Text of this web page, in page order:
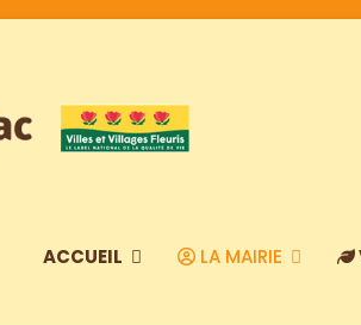
ACCUEIL LA MAIRIE